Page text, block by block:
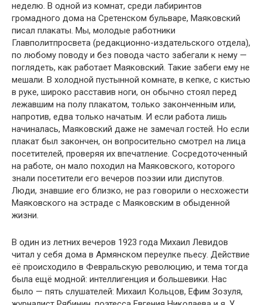
неделю. В одной из комнат, среди лабиринтов
громадного дома на Сретенском бульваре, Маяковский
писал плакаты. Мы, молодые работники
Главполитпросвета (редакционно-издательского отдела),
по любому поводу и без повода часто забегали к нему —
поглядеть, как работает Маяковский. Такие забеги ему не
мешали. В холодной пустынной комнате, в кепке, с кистью
в руке, широко расставив ноги, он обычно стоял перед
лежавшим на полу плакатом, только законченным или,
напротив, едва только начатым. И если работа лишь
начиналась, Маяковский даже не замечал гостей. Но если
плакат был закончен, он вопросительно смотрел на лица
посетителей, проверяя их впечатление. Сосредоточенный
на работе, он мало походил на Маяковского, которого
знали посетители его вечеров поэзии или диспутов.
Люди, знавшие его близко, не раз говорили о несхожести
Маяковского на эстраде с Маяковским в обыденной
жизни.
В один из летних вечеров 1923 года Михаил Левидов
читал у себя дома в Армянском переулке пьесу. Действие
её происходило в Февральскую революцию, и тема тогда
была ещё модной: интеллигенция и большевики. Нас
было — пять слушателей: Михаил Кольцов, Ефим Зозуля,